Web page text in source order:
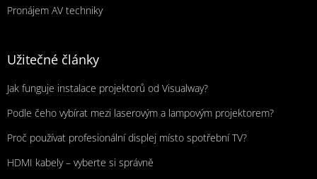
Pronájem AV techniky
Užitečné články
Jak funguje instalace projektorů od Visualway?
Podle čeho vybírat mezi laserovým a lampovým projektorem?
Proč používat profesionální displej místo spotřební TV?
HDMI kabely – vyberte si správně